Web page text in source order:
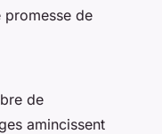
promesse de
de
amincissent